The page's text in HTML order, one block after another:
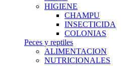
HIGIENE
CHAMPU
INSECTICIDA
COLONIAS
Peces y reptiles
ALIMENTACION
NUTRICIONALES